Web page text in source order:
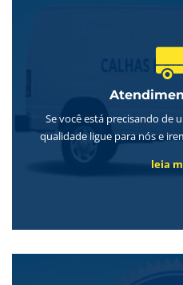
Se você está precisando de
qualidade ligue para nós e
leia